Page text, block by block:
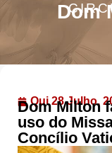
Dom
Qui 28 Julho,
Dom Milton
uso do
Concílio